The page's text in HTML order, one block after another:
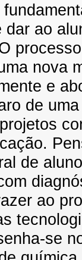
ao
nova
e
de
de
ao
se